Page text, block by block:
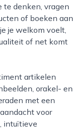
te denken, vragen
of boeken aan
je welkom voelt,
of net komt
orakel- en
met een
voor
intuïtieve